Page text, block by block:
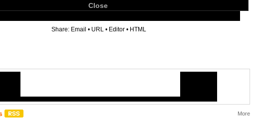
Close
Share: Email • URL • Editor • HTML
More